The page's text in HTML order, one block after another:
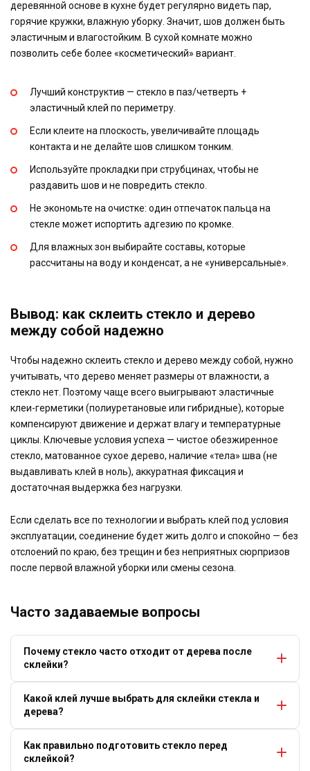
деревянной основе в кухне будет регулярно видеть пар,
горячие кружки, влажную уборку. Значит, шов должен быть
эластичным и влагостойким. В сухой комнате можно
позволить себе более «косметический» вариант.
Лучший конструктив — стекло в паз/четверть +
эластичный клей по периметру.
Если клеите на плоскость, увеличивайте площадь
контакта и не делайте шов слишком тонким.
Используйте прокладки при струбцинах, чтобы не
раздавить шов и не повредить стекло.
Не экономьте на очистке: один отпечаток пальца на
стекле может испортить адгезию по кромке.
Для влажных зон выбирайте составы, которые
рассчитаны на воду и конденсат, а не «универсальные».
Вывод: как склеить стекло и дерево
между собой надежно
Чтобы надежно склеить стекло и дерево между собой, нужно
учитывать, что дерево меняет размеры от влажности, а
стекло нет. Поэтому чаще всего выигрывают эластичные
клеи-герметики (полиуретановые или гибридные), которые
компенсируют движение и держат влагу и температурные
циклы. Ключевые условия успеха — чистое обезжиренное
стекло, матованное сухое дерево, наличие «тела» шва (не
выдавливать клей в ноль), аккуратная фиксация и
достаточная выдержка без нагрузки.
Если сделать все по технологии и выбрать клей под условия
эксплуатации, соединение будет жить долго и спокойно — без
отслоений по краю, без трещин и без неприятных сюрпризов
после первой влажной уборки или смены сезона.
Часто задаваемые вопросы
Почему стекло часто отходит от дерева после
склейки?
Какой клей лучше выбрать для склейки стекла и
дерева?
Как правильно подготовить стекло перед
склейкой?